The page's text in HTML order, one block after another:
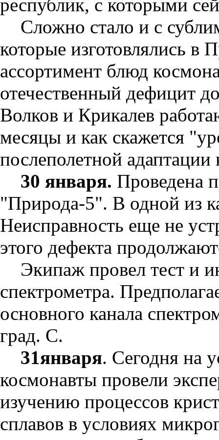
республик, с которыми
Сложно стало и с
которые изготовлялись в
ассортимент блюд
отечественный дефицит
Волков и Крикалев
месяцы и как скажется
послеполетной адаптации
30 января. Проведена
"Природа-5". В одной из
Неисправность еще не
этого дефекта
Экипаж провел тест и
спектрометра.
основного канала
град. С.
31января. Сегодня на
космонавты провели
изучению процессов
сплавов в условиях